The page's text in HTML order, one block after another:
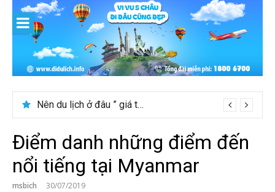
content
[Bật mí] Tháng 8 nên đi nước nào đẹp? Gợi ý 5+ tọa độ hot 2026
Nên du lịch ở đâu ” giá tốt” dịp lễ quốc khánh 2/9
Điểm danh những điểm đến
nổi tiếng tại Myanmar
msbich 30/07/2019